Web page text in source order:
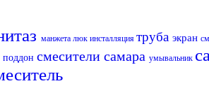
манжета люк инсталляция труба экран
поддон смесители самара умывальник